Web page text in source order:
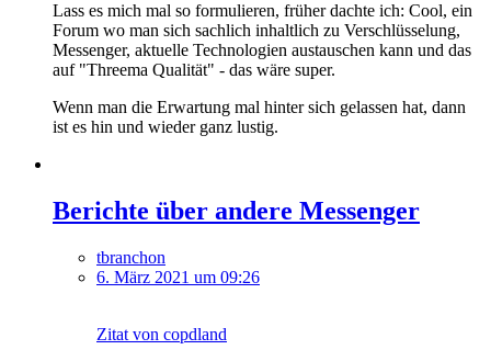
Lass es mich mal so formulieren, früher dachte ich: Cool, ein
Forum wo man sich sachlich inhaltlich zu Verschlüsselung,
Messenger, aktuelle Technologien austauschen kann und das
auf "Threema Qualität" - das wäre super.
Wenn man die Erwartung mal hinter sich gelassen hat, dann
ist es hin und wieder ganz lustig.
Berichte über andere Messenger
tbranchon
6. März 2021 um 09:26
Zitat von copdland